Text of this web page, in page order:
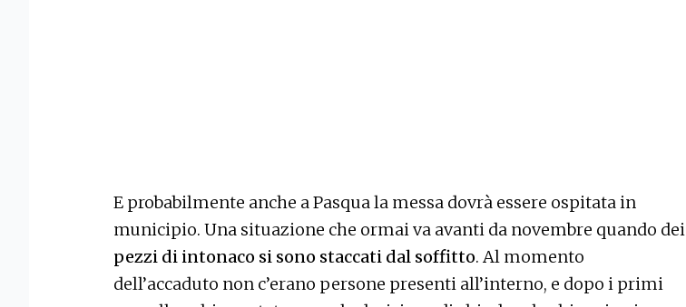
E probabilmente anche a Pasqua la messa dovrà essere ospitata in
municipio. Una situazione che ormai va avanti da novembre quando dei
pezzi di intonaco si sono staccati dal soffitto. Al momento
dell’accaduto non c’erano persone presenti all’interno, e dopo i primi